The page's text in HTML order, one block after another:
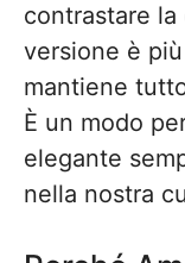
contrastare la
versione è
mantiene
È un modo
elegante
nella nostra